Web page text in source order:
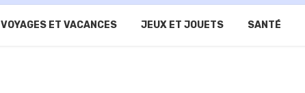
VOYAGES ET VACANCES JEUX ET JOUETS SANTÉ